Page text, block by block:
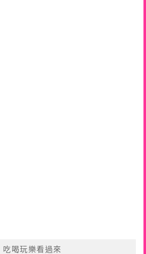
吃喝玩樂看過來